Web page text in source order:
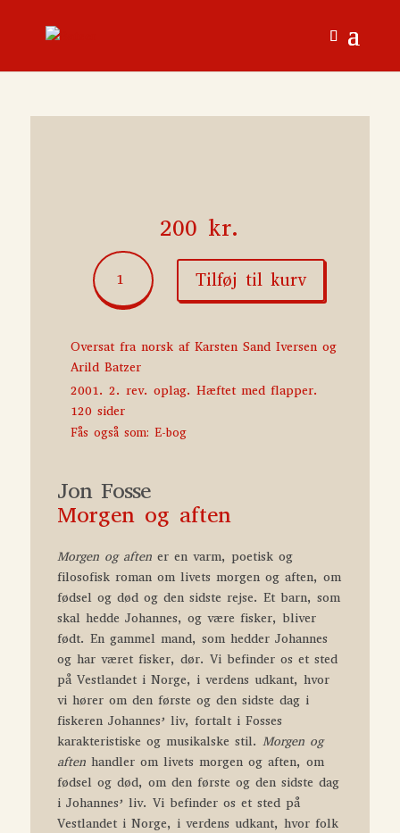
200 kr.
Morgen
og
aften
Tilføj til kurv
Oversat fra norsk af Karsten Sand Iversen og
Arild Batzer
2001. 2. rev. oplag. Hæftet med flapper.
120 sider
Fås også som: E-bog
Jon Fosse
Morgen og aften
Morgen og aftener en varm, poetisk og
filosofisk roman om livets morgen og aften, om
fødsel og død og den sidste rejse. Et barn, som
skal hedde Johannes, og være fisker, bliver
født. En gammel mand, som hedder Johannes
og har været fisker, dør. Vi befinder os et sted
på Vestlandet i Norge, i verdens udkant, hvor
vi hører om den første og den sidste dag i
fiskeren Johannes’ liv, fortalt i Fosses
karakteristiske og musikalske stil. Morgen og
aftenhandler om livets morgen og aften, om
fødsel og død, om den første og den sidste dag
i Johannes’ liv. Vi befinder os et sted på
Vestlandet i Norge, i verdens udkant, hvor folk